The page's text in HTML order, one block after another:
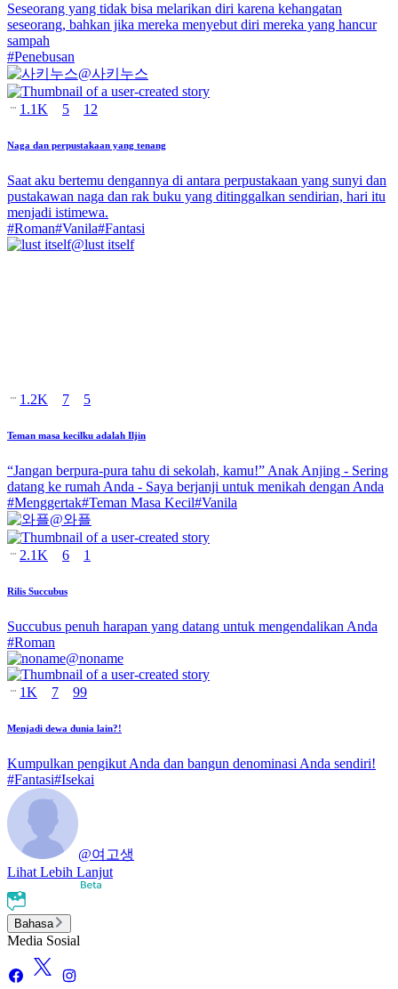
Seseorang yang tidak bisa melarikan diri karena kehangatan
seseorang, bahkan jika mereka menyebut diri mereka yang hancur
sampah
#Penebusan
@사키누스
1.1K 5 12
Naga dan perpustakaan yang tenang
Saat aku bertemu dengannya di antara perpustakaan yang sunyi dan
pustakawan naga dan rak buku yang ditinggalkan sendirian, hari itu
menjadi istimewa.
#Roman#Vanila#Fantasi
@lust itself
1.2K 7 5
Teman masa kecilku adalah Iljin
“Jangan berpura-pura tahu di sekolah, kamu!” Anak Anjing - Sering
datang ke rumah Anda - Saya berjanji untuk menikah dengan Anda
#Menggertak#Teman Masa Kecil#Vanila
@와플
2.1K 6 1
Rilis Succubus
Succubus penuh harapan yang datang untuk mengendalikan Anda
#Roman
@noname
1K 7 99
Menjadi dewa dunia lain?!
Kumpulkan pengikut Anda dan bangun denominasi Anda sendiri!
#Fantasi#Isekai
@여고생
Lihat Lebih Lanjut
Bahasa
Media Sosial